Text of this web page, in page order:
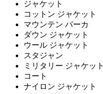
ジャケット
コットン ジャケット
マウンテン パーカ
ダウン ジャケット
ウール ジャケット
スタジャン
ミリタリー ジャケット
コート
ナイロン ジャケット